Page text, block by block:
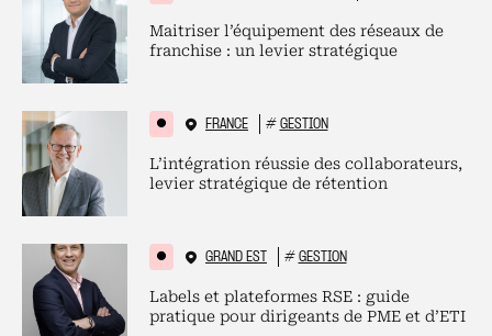
Maitriser l’équipement des réseaux de
franchise : un levier stratégique
FRANCE # GESTION
L’intégration réussie des collaborateurs,
levier stratégique de rétention
GRAND EST # GESTION
Labels et plateformes RSE : guide
pratique pour dirigeants de PME et d’ETI